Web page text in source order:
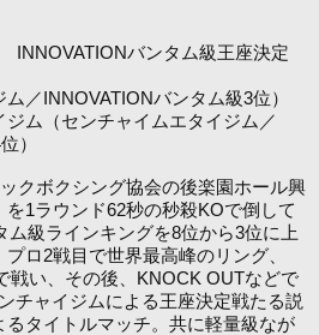
バンタム級王座決定
／INNOVATIONバンタム級3位）
ム（センチャイムエタイジム／
）
クボクシング協会の後楽園ホール興
1ラウンド62秒の秒殺KOで倒して
ム級ラインキングを8位から3位に上
ロ2戦目で世界最高峰のリング、
戦い、その後、KNOCK OUTなどで
チャイジムによる王座決定戦たる説
タイトルマッチ。共に軽量級なが